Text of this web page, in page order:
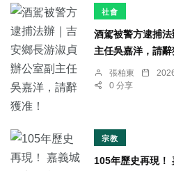
社會
酒駕被警方逮捕
主任吳嘉洋，請辭
張柏東
0 分享
宗教
105年歷史再現！